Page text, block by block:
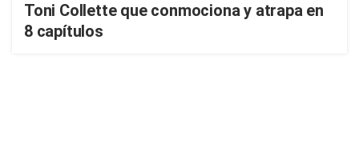
Toni Collette que conmociona y atrapa en
8 capítulos